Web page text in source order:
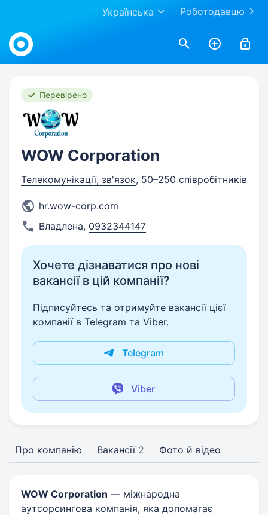
Роботодавцю
Українська
Work.ua
Перевірено
WOW Corporation
Телекомунікації, зв'язок, 50–250 співробітників
hr.wow-corp.com
Владлена, 0932344147
Хочете дізнаватися про нові
вакансії в цій компанії?
Підписуйтесь та отримуйте вакансії цієї
компанії в Telegram та Viber.
Telegram
Viber
Про компанію Вакансії 2 Фото й відео
WOW Corporation — міжнародна
аутсорсингова компанія, яка допомагає